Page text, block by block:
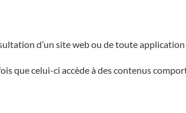
d’un site web ou de toute
que celui-ci accède à des contenus